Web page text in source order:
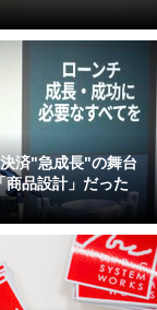
済"急成長"の舞台
品設計」だった